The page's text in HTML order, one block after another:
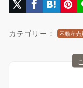
カテゴリー： 不動産売